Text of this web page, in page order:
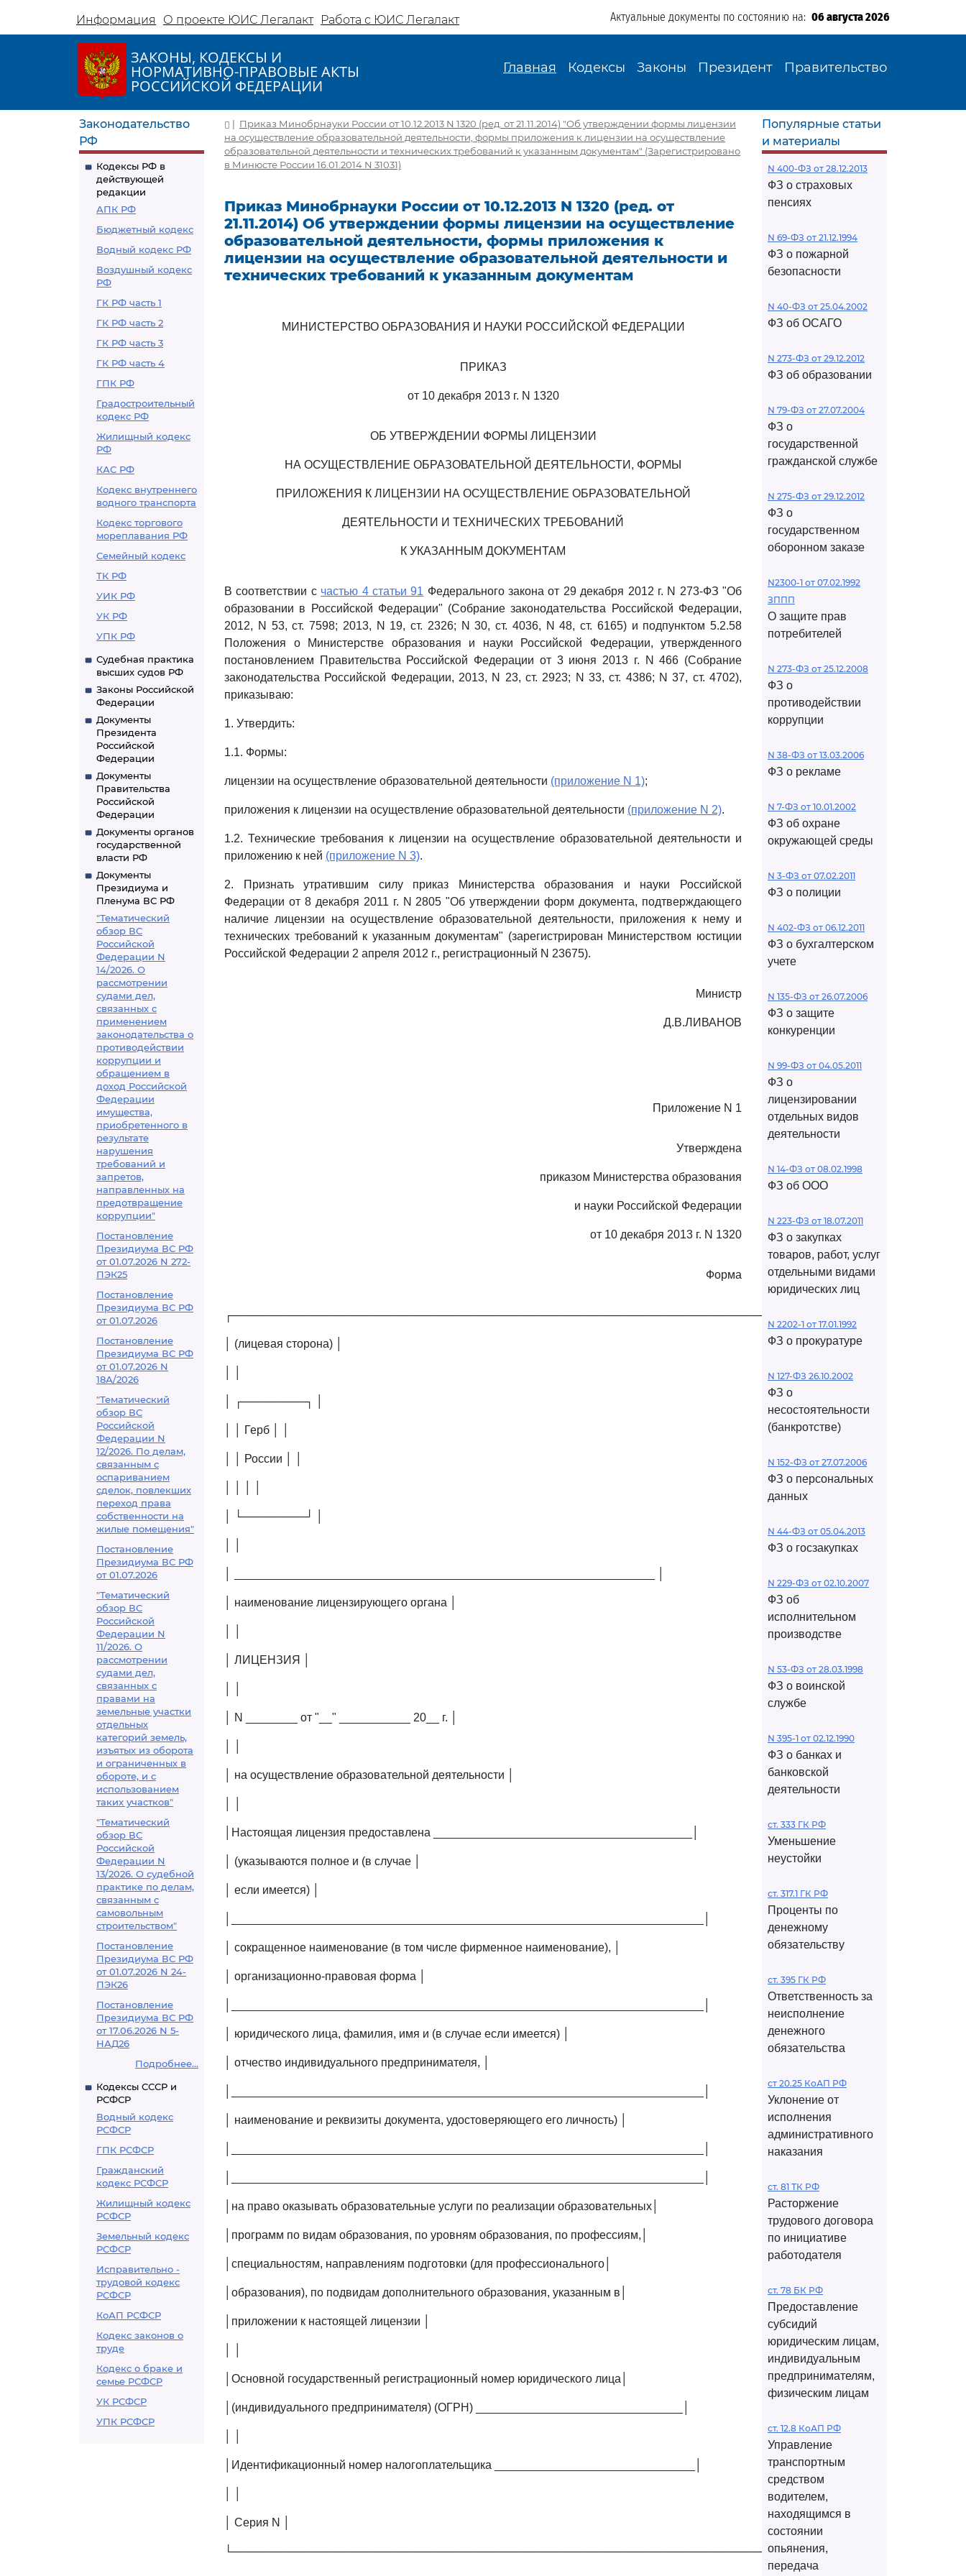
Информация О проекте ЮИС Легалакт Работа с ЮИС Легалакт Актуальные документы по состоянию на: 06 августа 2026
ЗАКОНЫ, КОДЕКСЫ И
НОРМАТИВНО-ПРАВОВЫЕ АКТЫ
РОССИЙСКОЙ ФЕДЕРАЦИИ
Главная Кодексы Законы Президент Правительство
Законодательство
РФ
Кодексы РФ в
действующей
редакции
АПК РФ
Бюджетный кодекс
Водный кодекс РФ
Воздушный кодекс
РФ
ГК РФ часть 1
ГК РФ часть 2
ГК РФ часть 3
ГК РФ часть 4
ГПК РФ
Градостроительный
кодекс РФ
Жилищный кодекс
РФ
КАС РФ
Кодекс внутреннего
водного транспорта
Кодекс торгового
мореплавания РФ
Семейный кодекс
ТК РФ
УИК РФ
УК РФ
УПК РФ
Судебная практика
высших судов РФ
Законы Российской
Федерации
Документы
Президента
Российской
Федерации
Документы
Правительства
Российской
Федерации
Документы органов
государственной
власти РФ
Документы
Президиума и
Пленума ВС РФ
"Тематический
обзор ВС
Российской
Федерации N
14/2026. О
рассмотрении
судами дел,
связанных с
применением
законодательства о
противодействии
коррупции и
обращением в
доход Российской
Федерации
имущества,
приобретенного в
результате
нарушения
требований и
запретов,
направленных на
предотвращение
коррупции"
Постановление
Президиума ВС РФ
от 01.07.2026 N 272-
ПЭК25
Постановление
Президиума ВС РФ
от 01.07.2026
Постановление
Президиума ВС РФ
от 01.07.2026 N
18А/2026
"Тематический
обзор ВС
Российской
Федерации N
12/2026. По делам,
связанным с
оспариванием
сделок, повлекших
переход права
собственности на
жилые помещения"
Постановление
Президиума ВС РФ
от 01.07.2026
"Тематический
обзор ВС
Российской
Федерации N
11/2026. О
рассмотрении
судами дел,
связанных с
правами на
земельные участки
отдельных
категорий земель,
изъятых из оборота
и ограниченных в
обороте, и с
использованием
таких участков"
"Тематический
обзор ВС
Российской
Федерации N
13/2026. О судебной
практике по делам,
связанным с
самовольным
строительством"
Постановление
Президиума ВС РФ
от 01.07.2026 N 24-
ПЭК26
Постановление
Президиума ВС РФ
от 17.06.2026 N 5-
НАД26
Подробнее...
Кодексы СССР и
РСФСР
Водный кодекс
РСФСР
ГПК РСФСР
Гражданский
кодекс РСФСР
Жилищный кодекс
РСФСР
Земельный кодекс
РСФСР
Исправительно -
трудовой кодекс
РСФСР
КоАП РСФСР
Кодекс законов о
труде
Кодекс о браке и
семье РСФСР
УК РСФСР
УПК РСФСР
| Приказ Минобрнауки России от 10.12.2013 N 1320 (ред. от 21.11.2014) "Об утверждении формы лицензии
на осуществление образовательной деятельности, формы приложения к лицензии на осуществление
образовательной деятельности и технических требований к указанным документам" (Зарегистрировано
в Минюсте России 16.01.2014 N 31031)
Приказ Минобрнауки России от 10.12.2013 N 1320 (ред. от
21.11.2014) Об утверждении формы лицензии на осуществление
образовательной деятельности, формы приложения к
лицензии на осуществление образовательной деятельности и
технических требований к указанным документам
МИНИСТЕРСТВО ОБРАЗОВАНИЯ И НАУКИ РОССИЙСКОЙ ФЕДЕРАЦИИ
ПРИКАЗ
от 10 декабря 2013 г. N 1320
ОБ УТВЕРЖДЕНИИ ФОРМЫ ЛИЦЕНЗИИ
НА ОСУЩЕСТВЛЕНИЕ ОБРАЗОВАТЕЛЬНОЙ ДЕЯТЕЛЬНОСТИ, ФОРМЫ
ПРИЛОЖЕНИЯ К ЛИЦЕНЗИИ НА ОСУЩЕСТВЛЕНИЕ ОБРАЗОВАТЕЛЬНОЙ
ДЕЯТЕЛЬНОСТИ И ТЕХНИЧЕСКИХ ТРЕБОВАНИЙ
К УКАЗАННЫМ ДОКУМЕНТАМ
В соответствии с частью 4 статьи 91 Федерального закона от 29 декабря 2012 г. N 273-ФЗ "Об
образовании в Российской Федерации" (Собрание законодательства Российской Федерации,
2012, N 53, ст. 7598; 2013, N 19, ст. 2326; N 30, ст. 4036, N 48, ст. 6165) и подпунктом 5.2.58
Положения о Министерстве образования и науки Российской Федерации, утвержденного
постановлением Правительства Российской Федерации от 3 июня 2013 г. N 466 (Собрание
законодательства Российской Федерации, 2013, N 23, ст. 2923; N 33, ст. 4386; N 37, ст. 4702),
приказываю:
1. Утвердить:
1.1. Формы:
лицензии на осуществление образовательной деятельности (приложение N 1);
приложения к лицензии на осуществление образовательной деятельности (приложение N 2).
1.2. Технические требования к лицензии на осуществление образовательной деятельности и
приложению к ней (приложение N 3).
2. Признать утратившим силу приказ Министерства образования и науки Российской
Федерации от 8 декабря 2011 г. N 2805 "Об утверждении форм документа, подтверждающего
наличие лицензии на осуществление образовательной деятельности, приложения к нему и
технических требований к указанным документам" (зарегистрирован Министерством юстиции
Российской Федерации 2 апреля 2012 г., регистрационный N 23675).
Министр
Д.В.ЛИВАНОВ
Приложение N 1
Утверждена
приказом Министерства образования
и науки Российской Федерации
от 10 декабря 2013 г. N 1320
Форма
┌─────────────────────────────────────────────────────────────────────────┐
│ (лицевая сторона) │
│ ┌────────┐ │
│ │ Герб │ │
│ │ России │ │
│ └────────┘ │
│ наименование лицензирующего органа │
│ ЛИЦЕНЗИЯ │
│ N ________ от "__" ___________ 20__ г. │
│ на осуществление образовательной деятельности │
│Настоящая лицензия предоставлена ________________________________________│
│ (указываются полное и (в случае │
│ если имеется) │
│ сокращенное наименование (в том числе фирменное наименование), │
│ организационно-правовая форма │
│ юридического лица, фамилия, имя и (в случае если имеется) │
│ отчество индивидуального предпринимателя, │
│ наименование и реквизиты документа, удостоверяющего его личность) │
│на право оказывать образовательные услуги по реализации образовательных│
│программ по видам образования, по уровням образования, по профессиям,│
│специальностям, направлениям подготовки (для профессионального│
│образования), по подвидам дополнительного образования, указанным в│
│приложении к настоящей лицензии │
│Основной государственный регистрационный номер юридического лица│
│(индивидуального предпринимателя) (ОГРН) ________________________________│
│Идентификационный номер налогоплательщика _______________________________│
│ Серия N │
└─────────────────────────────────────────────────────────────────────────┘
Популярные статьи
и материалы
N 400-ФЗ от 28.12.2013
ФЗ о страховых
пенсиях
N 69-ФЗ от 21.12.1994
ФЗ о пожарной
безопасности
N 40-ФЗ от 25.04.2002
ФЗ об ОСАГО
N 273-ФЗ от 29.12.2012
ФЗ об образовании
N 79-ФЗ от 27.07.2004
ФЗ о
государственной
гражданской службе
N 275-ФЗ от 29.12.2012
ФЗ о
государственном
оборонном заказе
N2300-1 от 07.02.1992
ЗППП
О защите прав
потребителей
N 273-ФЗ от 25.12.2008
ФЗ о
противодействии
коррупции
N 38-ФЗ от 13.03.2006
ФЗ о рекламе
N 7-ФЗ от 10.01.2002
ФЗ об охране
окружающей среды
N 3-ФЗ от 07.02.2011
ФЗ о полиции
N 402-ФЗ от 06.12.2011
ФЗ о бухгалтерском
учете
N 135-ФЗ от 26.07.2006
ФЗ о защите
конкуренции
N 99-ФЗ от 04.05.2011
ФЗ о
лицензировании
отдельных видов
деятельности
N 14-ФЗ от 08.02.1998
ФЗ об ООО
N 223-ФЗ от 18.07.2011
ФЗ о закупках
товаров, работ, услуг
отдельными видами
юридических лиц
N 2202-1 от 17.01.1992
ФЗ о прокуратуре
N 127-ФЗ 26.10.2002
ФЗ о
несостоятельности
(банкротстве)
N 152-ФЗ от 27.07.2006
ФЗ о персональных
данных
N 44-ФЗ от 05.04.2013
ФЗ о госзакупках
N 229-ФЗ от 02.10.2007
ФЗ об
исполнительном
производстве
N 53-ФЗ от 28.03.1998
ФЗ о воинской
службе
N 395-1 от 02.12.1990
ФЗ о банках и
банковской
деятельности
ст. 333 ГК РФ
Уменьшение
неустойки
ст. 317.1 ГК РФ
Проценты по
денежному
обязательству
ст. 395 ГК РФ
Ответственность за
неисполнение
денежного
обязательства
ст 20.25 КоАП РФ
Уклонение от
исполнения
административного
наказания
ст. 81 ТК РФ
Расторжение
трудового договора
по инициативе
работодателя
ст. 78 БК РФ
Предоставление
субсидий
юридическим лицам,
индивидуальным
предпринимателям,
физическим лицам
ст. 12.8 КоАП РФ
Управление
транспортным
средством
водителем,
находящимся в
состоянии
опьянения,
передача